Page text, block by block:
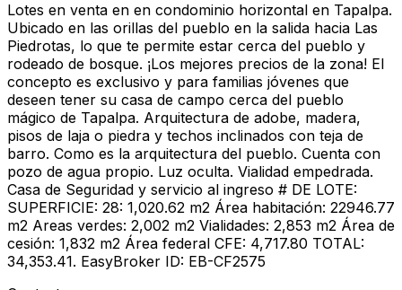
Lotes en venta en en condominio horizontal en Tapalpa.
Ubicado en las orillas del pueblo en la salida hacia Las
Piedrotas, lo que te permite estar cerca del pueblo y
rodeado de bosque. ¡Los mejores precios de la zona! El
concepto es exclusivo y para familias jóvenes que
deseen tener su casa de campo cerca del pueblo
mágico de Tapalpa. Arquitectura de adobe, madera,
pisos de laja o piedra y techos inclinados con teja de
barro. Como es la arquitectura del pueblo. Cuenta con
pozo de agua propio. Luz oculta. Vialidad empedrada.
Casa de Seguridad y servicio al ingreso # DE LOTE:
SUPERFICIE: 28: 1,020.62 m2 Área habitación: 22946.77
m2 Areas verdes: 2,002 m2 Vialidades: 2,853 m2 Área de
cesión: 1,832 m2 Área federal CFE: 4,717.80 TOTAL:
34,353.41. EasyBroker ID: EB-CF2575